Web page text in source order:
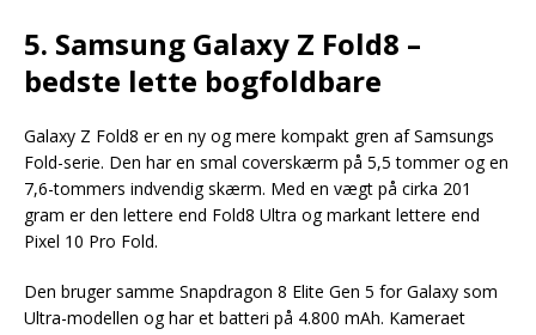
5. Samsung Galaxy Z Fold8 –
bedste lette bogfoldbare
Galaxy Z Fold8 er en ny og mere kompakt gren af Samsungs
Fold-serie. Den har en smal coverskærm på 5,5 tommer og en
7,6-tommers indvendig skærm. Med en vægt på cirka 201
gram er den lettere end Fold8 Ultra og markant lettere end
Pixel 10 Pro Fold.
Den bruger samme Snapdragon 8 Elite Gen 5 for Galaxy som
Ultra-modellen og har et batteri på 4.800 mAh. Kameraet